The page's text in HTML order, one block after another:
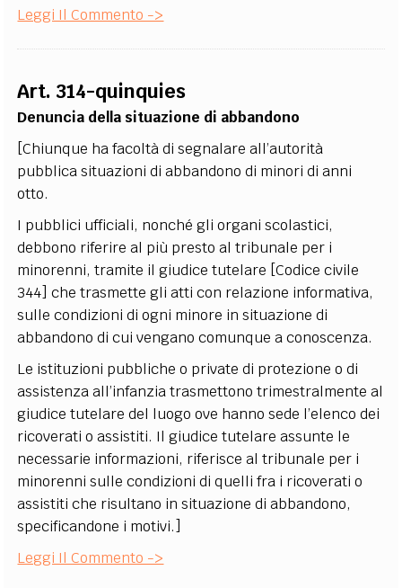
Leggi Il Commento ->
Art. 314-quinquies
Denuncia della situazione di abbandono
[Chiunque ha facoltà di segnalare all’autorità
pubblica situazioni di abbandono di minori di anni
otto.
I pubblici ufficiali, nonché gli organi scolastici,
debbono riferire al più presto al tribunale per i
minorenni, tramite il giudice tutelare [Codice civile
344] che trasmette gli atti con relazione informativa,
sulle condizioni di ogni minore in situazione di
abbandono di cui vengano comunque a conoscenza.
Le istituzioni pubbliche o private di protezione o di
assistenza all’infanzia trasmettono trimestralmente al
giudice tutelare del luogo ove hanno sede l’elenco dei
ricoverati o assistiti. Il giudice tutelare assunte le
necessarie informazioni, riferisce al tribunale per i
minorenni sulle condizioni di quelli fra i ricoverati o
assistiti che risultano in situazione di abbandono,
specificandone i motivi.]
Leggi Il Commento ->